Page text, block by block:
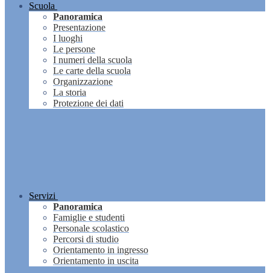
Scuola
Panoramica
Presentazione
I luoghi
Le persone
I numeri della scuola
Le carte della scuola
Organizzazione
La storia
Protezione dei dati
Servizi
Panoramica
Famiglie e studenti
Personale scolastico
Percorsi di studio
Orientamento in ingresso
Orientamento in uscita